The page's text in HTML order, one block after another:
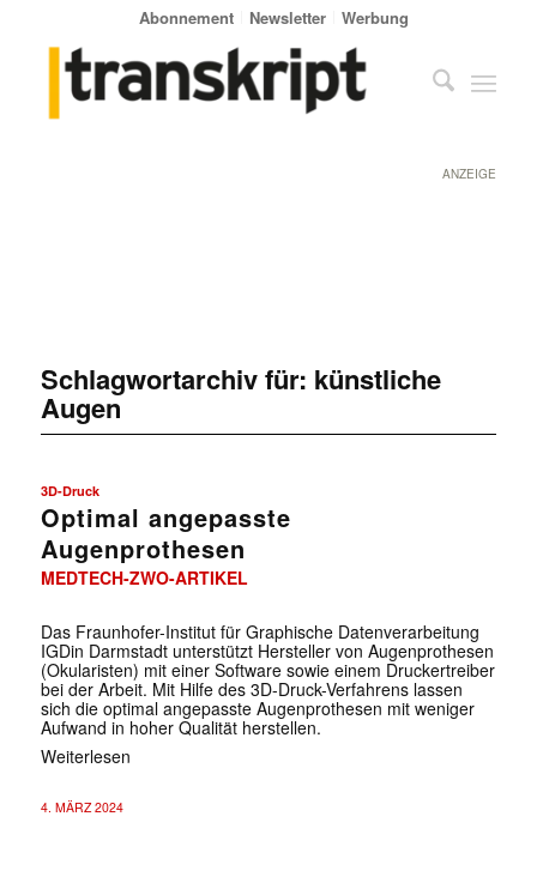
Abonnement Newsletter Werbung
ANZEIGE
Schlagwortarchiv für: künstliche
Augen
3D-Druck
Optimal angepasste
Augenprothesen
MEDTECH-ZWO-ARTIKEL
Das Fraunhofer-Institut für Graphische Datenverarbeitung
IGDin Darmstadt unterstützt Hersteller von Augenprothesen
(Okularisten) mit einer Software sowie einem Druckertreiber
bei der Arbeit. Mit Hilfe des 3D-Druck-Verfahrens lassen
sich die optimal angepasste Augenprothesen mit weniger
Aufwand in hoher Qualität herstellen.
Weiterlesen
4. MÄRZ 2024